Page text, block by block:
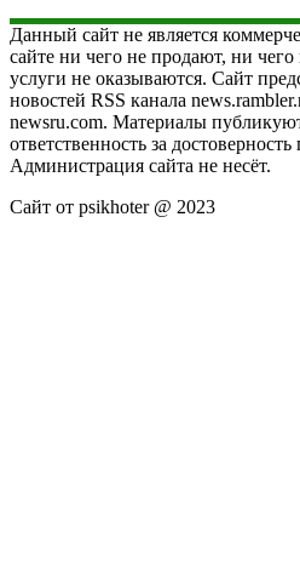
Данный сайт не является
сайте ни чего не продают, ни
услуги не оказываются. Сайт
новостей RSS канала
newsru.com. Материалы
ответственность за
Администрация сайта не несёт.
Сайт от psikhoter @ 2023